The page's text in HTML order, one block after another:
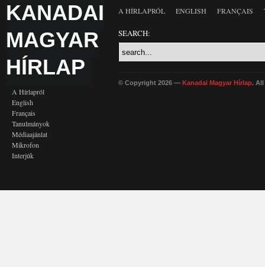
KANADAI
MAGYAR
HÍRLAP
A Hírlapról
English
Français
Tanulmányok
Médiaajánlat
Mikrofon
Interjúk
A HÍRLAPRÓL ENGLISH FRANÇAIS
SEARCH:
© Copyright 2026 — Kanadai Magyar Hírlap. All